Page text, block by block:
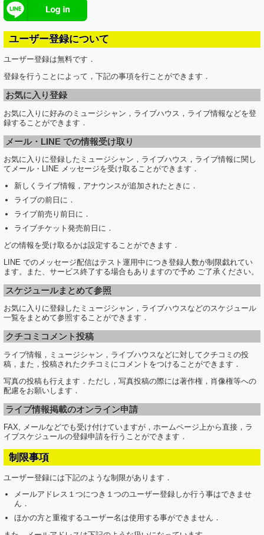
警察からの要請など、官公署からの要請の場合
法律の適用を受ける場合
著作権侵害の恐れがあり，著作権者からの要請の場合
当社は、お客様ご本人からの自己情報の開示、訂正、削除等のお求
めがあった場合は、確実に応じます。
個人情報保護に関するお問い合わせ先
e-mail. privacy@naniaru.com 株式会社ナニアル・ミュージック
ユーザー登録について
ユーザー登録は無料です．
登録を行うことによって，下記の事項を行ことができます．
お気に入り登録
お気に入りに好みのミュージシャン，ライブハウス，ライブ情報などを登
録することができます．
メール・LINE での情報受け取り
お気に入りに登録したミュージシャン，ライブハウス，ライブ情報に関し
てメール・LINE メッセージを受け取ることができます．
新しくライブ情報，アナウンスが追加されたときに．
ライブの前日に．
ライブ前売り前日に．
ライブチケット発売前日に．
どの情報を受け取るかは設定することができます．
LINE でのメッセージ配信はテスト運用中につき登録人数が制限戯れてい
ます。また、サービス終了する場合もありますので予め ご了承ください。
スケジュールまとめて参照
お気に入りに登録したミュージシャン，ライブハウスなどのスケジュール
一覧をまとめて参照することができます．
クチコミコメント投稿
ライブ情報，ミュージシャン，ライブハウスなどに対してクチコミの投
稿，また，投稿されたクチコミにコメントをつけることができます．
写真の投稿も行えます．ただし，写真投稿の際には著作権，肖像権等への
配慮をお願いします．
ライブ情報掲載のオンライン申請
FAX, メールなどでも受け付けていますが，ホームページ上から直接，ラ
イブスケジュールの登録申請を行うことができます．
制限事項
ユーザー登録には下記のような制限があります．
メールアドレス１つにつき１つのユーザー登録しか行う事はできませ
ん．
ほかの方と重複するユーザー名は使用する事ができません．